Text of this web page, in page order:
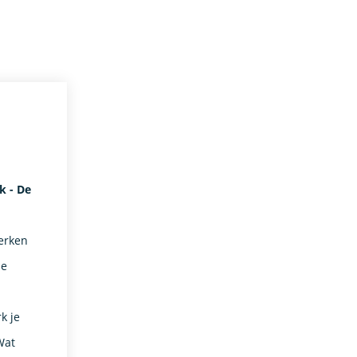
- De
je